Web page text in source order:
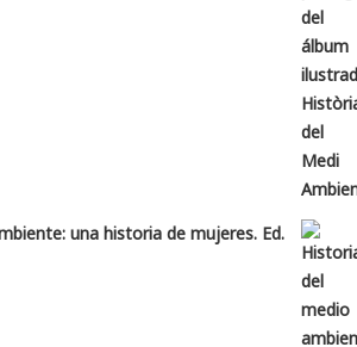
una historia de mujeres. Ed.